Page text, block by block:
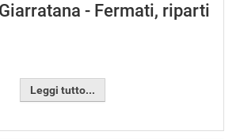
- Fermati, riparti
Leggi tutto...